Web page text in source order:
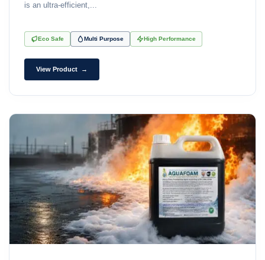
is an ultra-efficient,...
Eco Safe Multi Purpose High Performance
View Product →